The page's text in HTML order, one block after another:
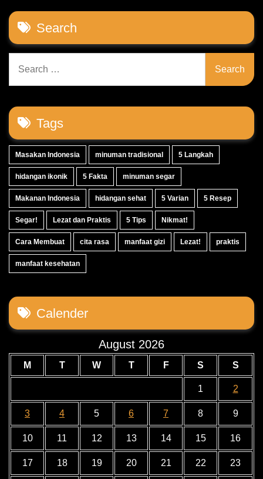
Search
for:
Tags
Masakan Indonesia minuman tradisional 5 Langkah
hidangan ikonik 5 Fakta minuman segar
Makanan Indonesia hidangan sehat 5 Varian 5 Resep
Segar! Lezat dan Praktis 5 Tips Nikmat!
Cara Membuat cita rasa manfaat gizi Lezat! praktis
manfaat kesehatan
Calender
August 2026
M T W T F S S
1 2
3 4 5 6 7 8 9
10 11 12 13 14 15 16
17 18 19 20 21 22 23